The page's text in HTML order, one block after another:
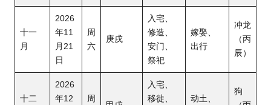
十一
月
2026
年11
月21
日
周
六
庚戌
入宅、
修造、
安门、
祭祀
嫁娶、
出行
冲龙
（丙
辰）
十二
2026
年12
周
入宅、
移徙、
动土、
狗